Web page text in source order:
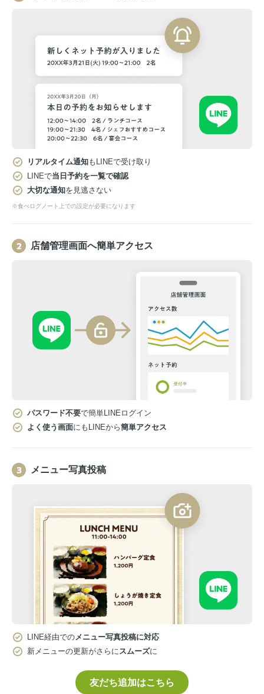
リアルタイム通知もLINEで受け取り
LINEで当日予約を一覧で確認
大切な通知を見逃さない
※食べログノート上での設定が必要になります
店舗管理画面へ簡単アクセス
パスワード不要で簡単LINEログイン
よく使う画面にもLINEから簡単アクセス
メニュー写真投稿
LINE経由でのメニュー写真投稿に対応
新メニューの更新がさらにスムーズに
友だち追加はこちら